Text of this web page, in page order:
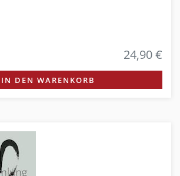
24,90 €
IN DEN WARENKORB